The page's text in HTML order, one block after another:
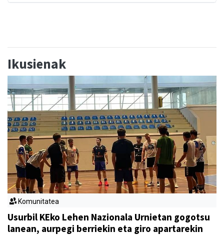
Ikusienak
Komunitatea
Usurbil KEko Lehen Nazionala Urnietan gogotsu
lanean, aurpegi berriekin eta giro apartarekin